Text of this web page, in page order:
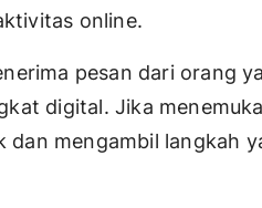
online.
pesan dari orang
digital. Jika
dan mengambil langkah